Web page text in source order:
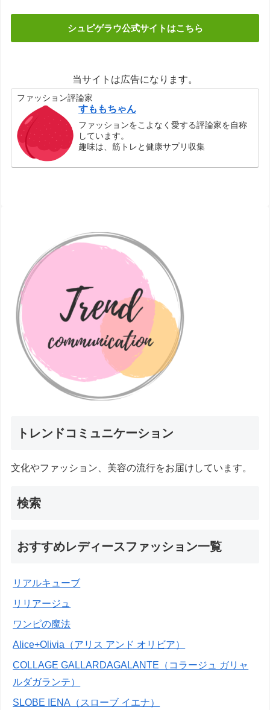
シュピゲラウ公式サイトはこちら
当サイトは広告になります。
ファッション評論家
すももちゃん
ファッションをこよなく愛する評論家を自称
しています。
趣味は、筋トレと健康サプリ収集
トレンドコミュニケーション
文化やファッション、美容の流行をお届けしています。
検索
おすすめレディースファッション一覧
リアルキューブ
リリアージュ
ワンピの魔法
Alice+Olivia（アリス アンド オリビア）
COLLAGE GALLARDAGALANTE（コラージュ ガリャ
ルダガランテ）
SLOBE IENA（スローブ イエナ）